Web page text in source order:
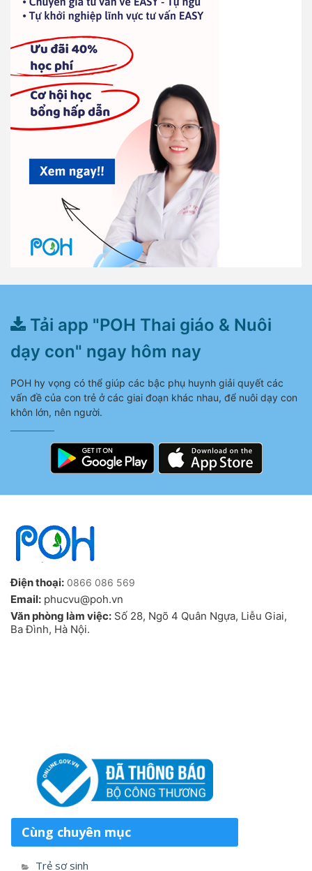
Tải app "POH Thai giáo & Nuôi
dạy con" ngay hôm nay
POH hy vọng có thể giúp các bậc phụ huynh giải quyết các
vấn đề của con trẻ ở các giai đoạn khác nhau, để nuôi dạy con
khôn lớn, nên người.
Điện thoại: 0866 086 569
Email: phucvu@poh.vn
Văn phòng làm việc: Số 28, Ngõ 4 Quân Ngựa, Liễu Giai,
Ba Đình, Hà Nội.
Cùng chuyên mục
Trẻ sơ sinh